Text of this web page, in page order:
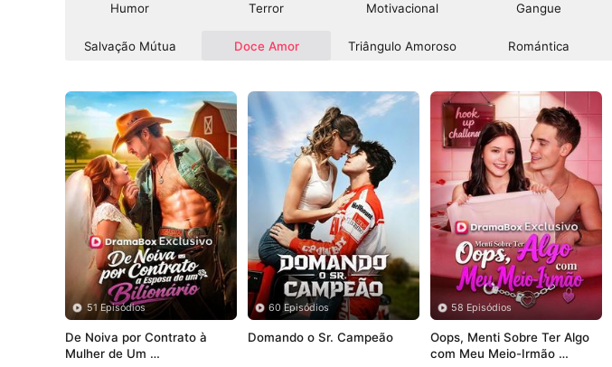
Humor Terror Motivacional Gangue
Salvação Mútua Doce Amor Triângulo Amoroso Romántica
51 Episódios
De Noiva por Contrato à
Mulher de Um
60 Episódios
Domando o Sr. Campeão
58 Episódios
Oops, Menti Sobre Ter Algo
com Meu Meio-Irmão